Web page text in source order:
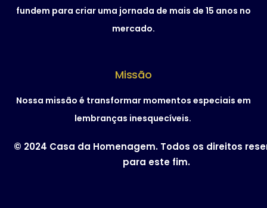
fundem para criar uma jornada de mais de 15 anos no
mercado.
Missão
Nossa missão é transformar momentos especiais em
lembranças inesquecíveis.
© 2024 Casa da Homenagem. Todos os direitos
para este fim.